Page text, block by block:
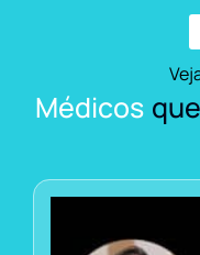
Médicos